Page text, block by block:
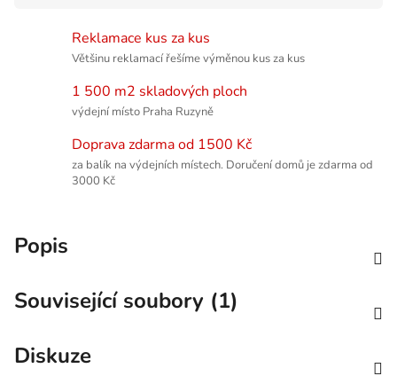
Reklamace kus za kus
Většinu reklamací řešíme výměnou kus za kus
1 500 m2 skladových ploch
výdejní místo Praha Ruzyně
Doprava zdarma od 1500 Kč
za balík na výdejních místech. Doručení domů je zdarma od
3000 Kč
Popis
Související soubory (1)
Diskuze